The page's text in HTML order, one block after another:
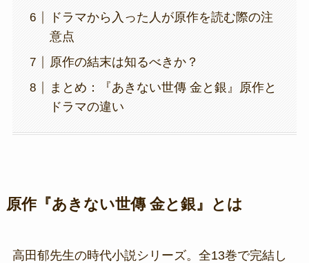
ドラマから入った人が原作を読む際の注
意点
原作の結末は知るべきか？
まとめ：『あきない世傳 金と銀』原作と
ドラマの違い
原作『あきない世傳 金と銀』とは
高田郁先生の時代小説シリーズ。全13巻で完結し